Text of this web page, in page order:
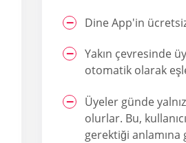
Dine App'in
Yakın çevresinde
otomatik olarak
Üyeler günde
olurlar. Bu,
gerektiği anlamına